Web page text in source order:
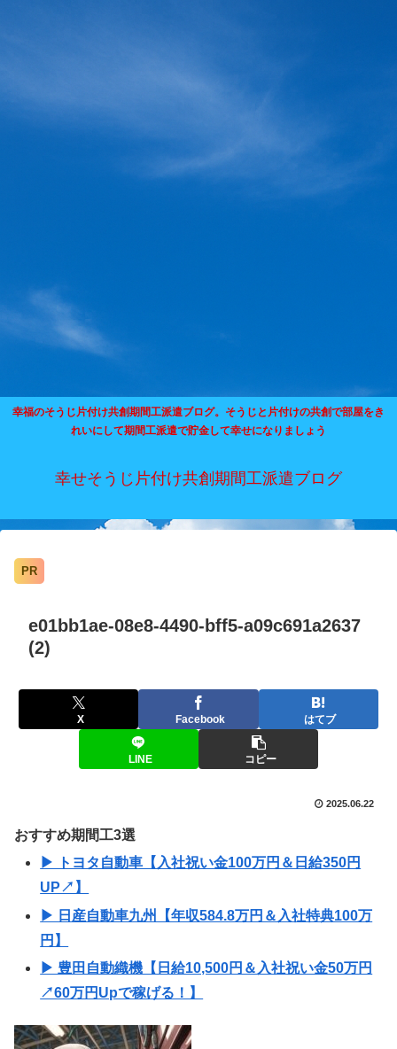
幸福のそうじ片付け共創期間工派遣ブログ。そうじと片付けの共創で部屋をき
れいにして期間工派遣で貯金して幸せになりましょう
幸せそうじ片付け共創期間工派遣ブログ
PR
e01bb1ae-08e8-4490-bff5-a09c691a2637
(2)
X Facebook はてブ
LINE コピー
2025.06.22
おすすめ期間工3選
▶ トヨタ自動車【入社祝い金100万円＆日給350円
UP↗】
▶ 日産自動車九州【年収584.8万円＆入社特典100万
円】
▶ 豊田自動織機【日給10,500円＆入社祝い金50万円
↗60万円Upで稼げる！】